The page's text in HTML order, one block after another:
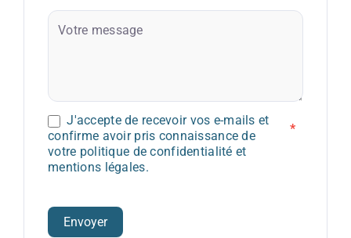
Votre message
*
J'accepte de recevoir vos e-mails et
confirme avoir pris connaissance de
votre politique de confidentialité et
mentions légales.
Envoyer